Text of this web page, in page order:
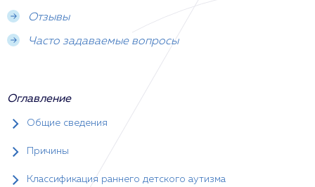
Отзывы
Часто задаваемые вопросы
Оглавление
Общие сведения
Причины
Классификация раннего детского аутизма